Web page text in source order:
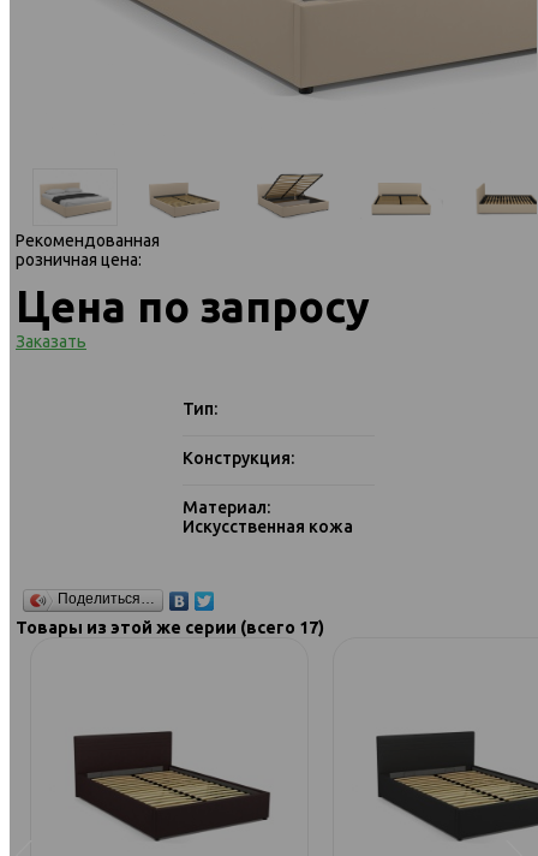
Рекомендованная
розничная цена:
Цена по запросу
Заказать
Тип:
Конструкция:
Материал:
Искусственная кожа
Поделиться…
Товары из этой же серии (всего 17)